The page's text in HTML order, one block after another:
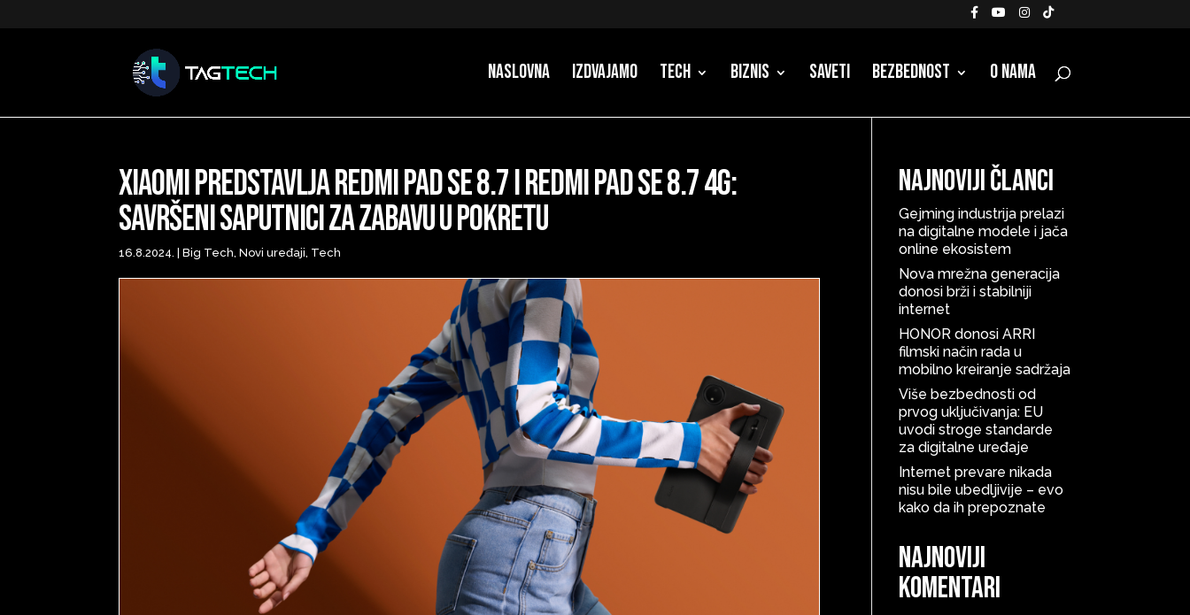
Naslovna Izdvajamo Tech Biznis Saveti Bezbednost O nama
Xiaomi predstavlja Redmi Pad SE 8.7 i Redmi Pad SE 8.7 4G:
Savršeni saputnici za zabavu u pokretu
16.8.2024. |Big Tech,Novi uređaji, Tech
Najnoviji članci
Gejming industrija prelazi
na digitalne modele i jača
online ekosistem
Nova mrežna generacija
donosi brži i stabilniji
internet
HONOR donosi ARRI
filmski način rada u
mobilno kreiranje sadržaja
Više bezbednosti od
prvog uključivanja: EU
uvodi stroge standarde
za digitalne uređaje
Internet prevare nikada
nisu bile ubedljivije – evo
kako da ih prepoznate
Najnoviji
komentari